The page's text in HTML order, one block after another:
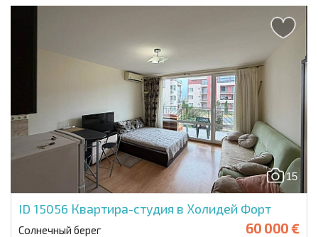
15
ID 15056 Квартира-студия в Холидей Форт
Солнечный берег 60 000 €